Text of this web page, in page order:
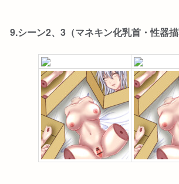
9.シーン2、3（マネキン化乳首・性器